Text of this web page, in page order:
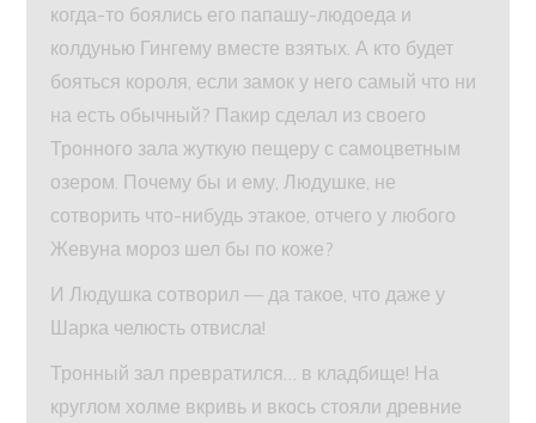
когда-то боялись его папашу-людоеда и
колдунью Гингему вместе взятых. А кто будет
бояться короля, если замок у него самый что ни
на есть обычный? Пакир сделал из своего
Тронного зала жуткую пещеру с самоцветным
озером. Почему бы и ему, Людушке, не
сотворить что-нибудь этакое, отчего у любого
Жевуна мороз шел бы по коже?
И Людушка сотворил — да такое, что даже у
Шарка челюсть отвисла!
Тронный зал превратился… в кладбище! На
круглом холме вкривь и вкось стояли древние